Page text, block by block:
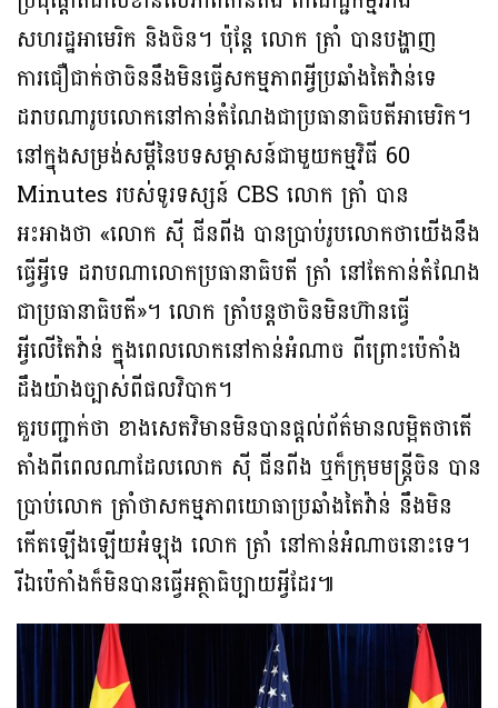
សហរដ្ឋអាមេរិក និងចិន។ ប៉ុន្តែ លោក ត្រាំ បានបង្ហាញ
ការជឿជាក់ថាចិននឹងមិនធ្វើសកម្មភាពអ្វីប្រឆាំងតៃវ៉ាន់ទេ
ដរាបណារូបលោកនៅកាន់តំណែងជាប្រធានាធិបតីអាមេរិក។
នៅក្នុងសម្រង់សម្ដីនៃបទសម្ភាសន៍ជាមួយកម្មវិធី 60
Minutes របស់ទូរទស្សន៍ CBS លោក ត្រាំ បាន
អះអាងថា «លោក ស៊ី ជីនពីង បានប្រាប់រូបលោកថាយើងនឹង
ធ្វើអ្វីទេ ដរាបណាលោកប្រធានាធិបតី ត្រាំ នៅតែកាន់តំណែង
ជាប្រធានាធិបតី»។ លោក ត្រាំបន្តថាចិនមិនហ៊ានធ្វើ
អ្វីលើតៃវ៉ាន់ ក្នុងពេលលោកនៅកាន់អំណាច ពីព្រោះប៉េកាំង
ដឹងយ៉ាងច្បាស់ពីផលវិបាក។
គួរបញ្ជាក់ថា ខាងសេតវិមានមិនបានផ្ដល់ព័ត៌មានលម្អិតថាតើ
តាំងពីពេលណាដែលលោក ស៊ី ជីនពីង ឬក៏ក្រុមមន្ត្រីចិន បាន
ប្រាប់លោក ត្រាំថាសកម្មភាពយោធាប្រឆាំងតៃវ៉ាន់ នឹងមិន
កើតឡើងឡើយអំឡុង លោក ត្រាំ នៅកាន់អំណាចនោះទេ។
រីឯប៉េកាំងក៏មិនបានធ្វើអត្ថាធិប្បាយអ្វីដែរ៕